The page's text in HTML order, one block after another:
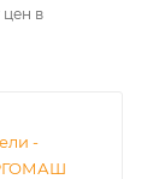
цен в
-